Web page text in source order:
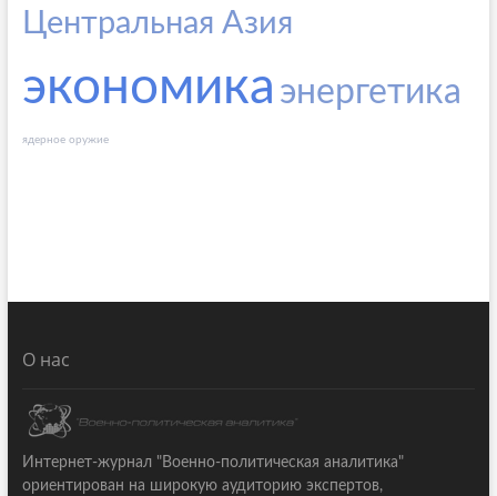
Центральная Азия
экономика энергетика
ядерное оружие
О нас
Интернет-журнал "Военно-политическая аналитика"
ориентирован на широкую аудиторию экспертов,